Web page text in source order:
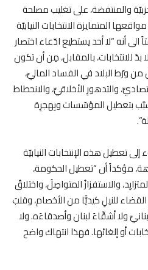
والمنتفضة، على تغليب مصلحة
المتمايزة الانتخابات النيابيّة
الى أنه “لا أحد يستطيع ادّعاء اختصار
للانتخابات، بالمقابل، مِن أن تكون
ورّط البلاد في الفساد الماليّ،
والتدهورِ الأخلاقيِّ، والانحطاط
بتعطيل المؤسّسات وبِهجرِة
تعطيل هذه الإنتخابات النيابيّة
مؤكداً أن “تعطيل الحكومة،
والاستفزازُ المتواصِلُ، واختلاقُ
للنيلِ كيديًّا من الأخصام، وقلبُ
ولا أشقّاءَ لبنان وأصدقاءَه. ولا
أو إلغائها. فهذا انتهاك واضح